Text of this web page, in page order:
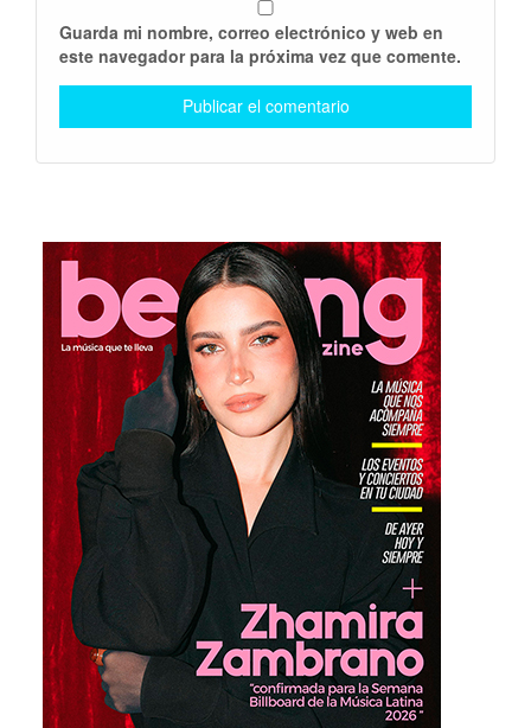
Guarda mi nombre, correo electrónico y web en
este navegador para la próxima vez que comente.